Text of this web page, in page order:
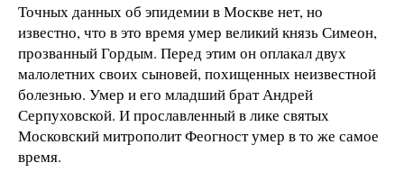
Точных данных об эпидемии в Москве нет, но
известно, что в это время умер великий князь Симеон,
прозванный Гордым. Перед этим он оплакал двух
малолетних своих сыновей, похищенных неизвестной
болезнью. Умер и его младший брат Андрей
Серпуховской. И прославленный в лике святых
Московский митрополит Феогност умер в то же самое
время.